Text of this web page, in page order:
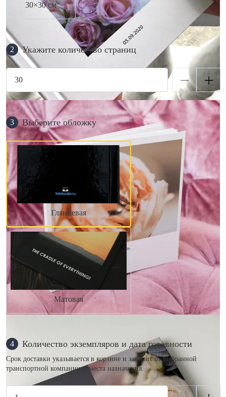
30×30 см
2 Укажите количество страниц
3 Выберите обложку
Глянцевая
Матовая
4 Количество экземпляров и дата готовности
Срок доставки указывается в корзине и зависит от выбранной
транспортной компании и места назначения.